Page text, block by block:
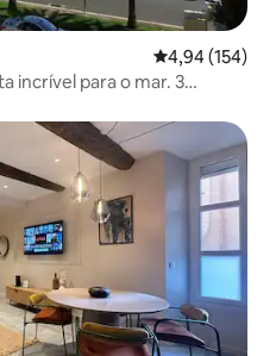
4,94 de uma
4,94 (154)
incrível para o mar. 3